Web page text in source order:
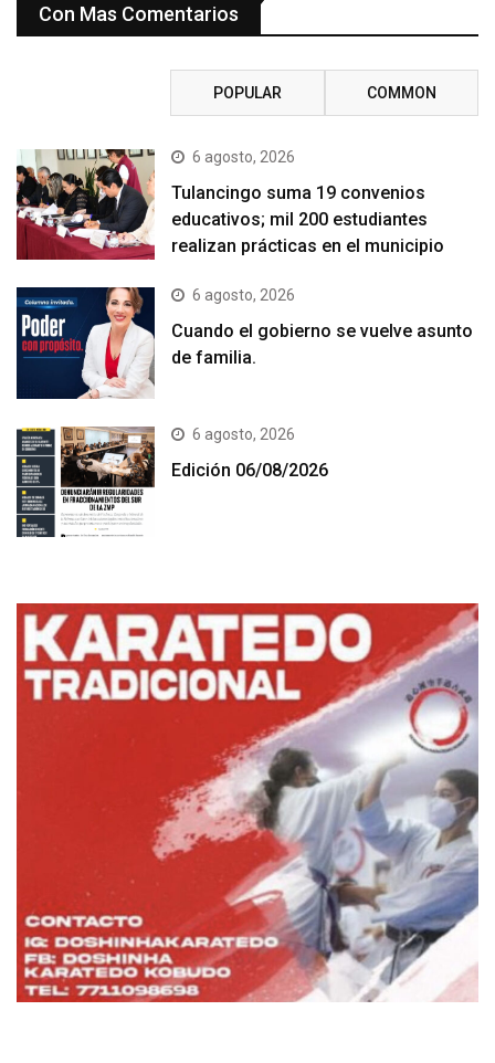
Con Mas Comentarios
POPULAR COMMON
6 agosto, 2026
Tulancingo suma 19 convenios
educativos; mil 200 estudiantes
realizan prácticas en el municipio
6 agosto, 2026
Cuando el gobierno se vuelve asunto
de familia.
6 agosto, 2026
Edición 06/08/2026